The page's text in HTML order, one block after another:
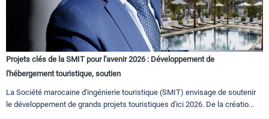
Projets clés de la SMIT pour l'avenir 2026 : Développement de
l'hébergement touristique, soutien
La Société marocaine d'ingénierie touristique (SMIT) envisage de soutenir
le développement de grands projets touristiques d'ici 2026. De la créatio...